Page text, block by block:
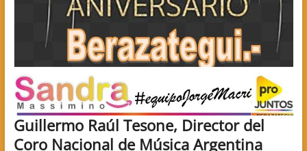
Guillermo Raúl Tesone, Director del
Coro Nacional de Música Argentina